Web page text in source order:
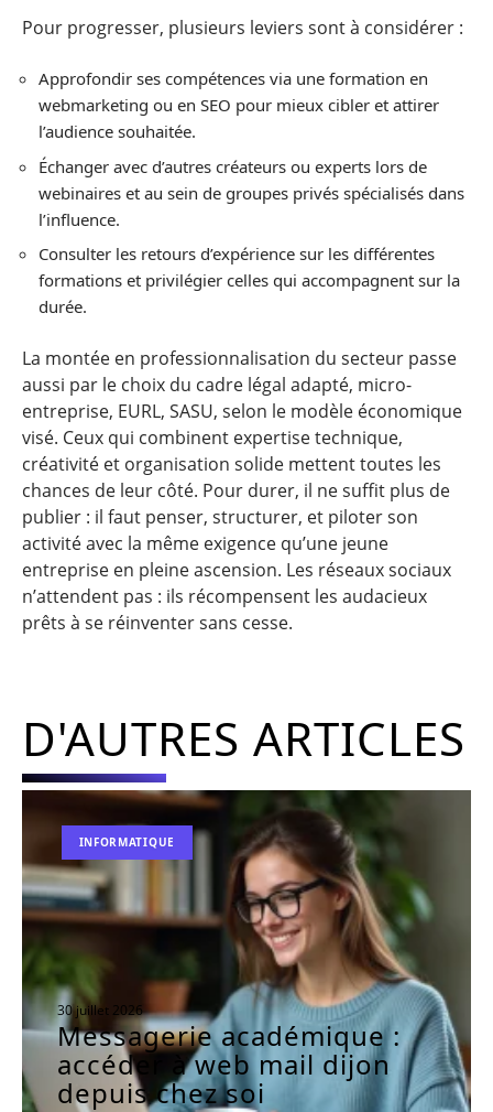
Pour progresser, plusieurs leviers sont à considérer :
Approfondir ses compétences via une formation en
webmarketing ou en SEO pour mieux cibler et attirer
l’audience souhaitée.
Échanger avec d’autres créateurs ou experts lors de
webinaires et au sein de groupes privés spécialisés dans
l’influence.
Consulter les retours d’expérience sur les différentes
formations et privilégier celles qui accompagnent sur la
durée.
La montée en professionnalisation du secteur passe
aussi par le choix du cadre légal adapté, micro-
entreprise, EURL, SASU, selon le modèle économique
visé. Ceux qui combinent expertise technique,
créativité et organisation solide mettent toutes les
chances de leur côté. Pour durer, il ne suffit plus de
publier : il faut penser, structurer, et piloter son
activité avec la même exigence qu’une jeune
entreprise en pleine ascension. Les réseaux sociaux
n’attendent pas : ils récompensent les audacieux
prêts à se réinventer sans cesse.
D'AUTRES ARTICLES
INFORMATIQUE
30 juillet 2026
Messagerie académique :
accéder à web mail dijon
depuis chez soi